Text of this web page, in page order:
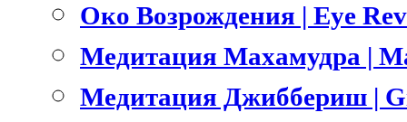
Око Возрождения | Eye
Медитация Махамудра |
Медитация Джиббериш |